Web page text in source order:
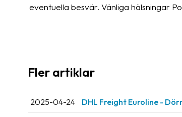
eventuella besvär. Vänliga hälsningar
Fler artiklar
2025-04-24 DHL Freight Euroline -